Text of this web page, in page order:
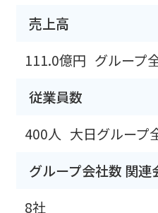
売上高
111.0億円 グループ
従業員数
400人 大日グループ
グループ会社数 関連
8社